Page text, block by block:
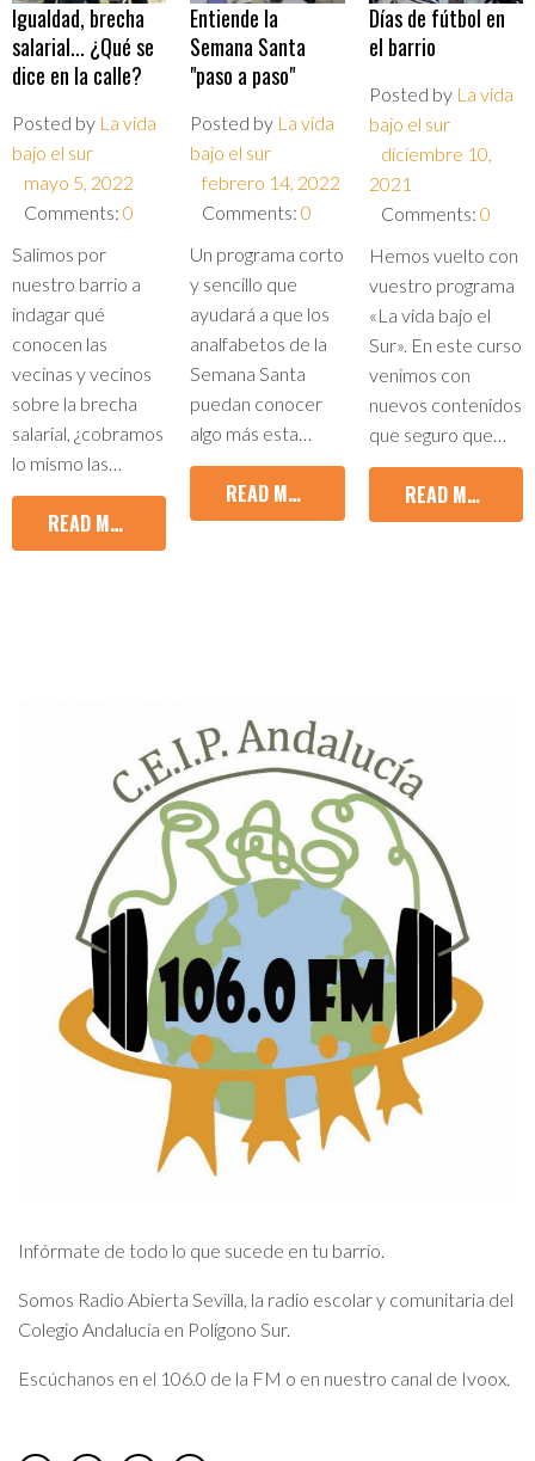
Igualdad, brecha
salarial... ¿Qué se
dice en la calle?
Posted by La vida
bajo el sur
mayo 5, 2022
Comments: 0
Salimos por
nuestro barrio a
indagar qué
conocen las
vecinas y vecinos
sobre la brecha
salarial, ¿cobramos
lo mismo las…
READ MORE
Entiende la
Semana Santa
"paso a paso"
Posted by La vida
bajo el sur
febrero 14, 2022
Comments:0
Un programa corto
y sencillo que
ayudará a que los
analfabetos de la
Semana Santa
puedan conocer
algo más esta…
READ MORE
Días de fútbol en
el barrio
Posted by La vida
bajo el sur
diciembre 10,
2021
Comments: 0
Hemos vuelto con
vuestro programa
«La vida bajo el
Sur». En este curso
venimos con
nuevos contenidos
que seguro que…
READ MORE
Infórmate de todo lo que sucede en tu barrio.
Somos Radio Abierta Sevilla, la radio escolar y comunitaria del
Colegio Andalucía en Polígono Sur.
Escúchanos en el 106.0 de la FM o en nuestro canal de Ivoox.